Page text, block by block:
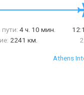
4 ч. 10 мин.
2241 км.
Athens